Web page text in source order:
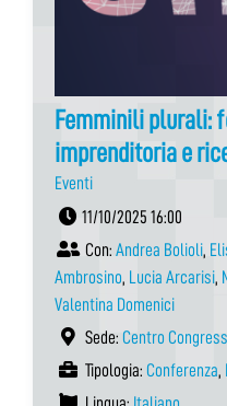
Femminili plurali:
imprenditoria e
Eventi
11/10/2025 16:00
Con: Andrea Bolioli,
Ambrosino, Lucia Arcarisi,
Valentina Domenici
Sede: Centro
Tipologia: Conferenza,